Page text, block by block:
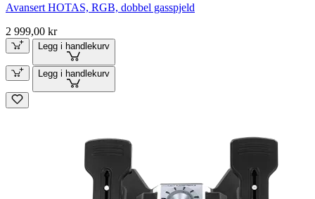
Avansert HOTAS, RGB, dobbel gasspjeld
2 999,00 kr
Legg i handlekurv
Legg i handlekurv